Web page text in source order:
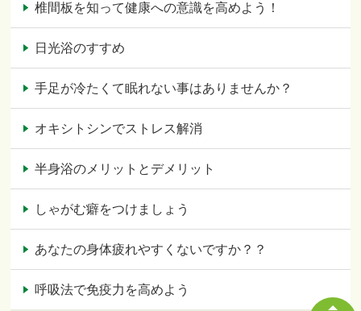
椎間板を知って健康への意識を高めよう！
日光浴のすすめ
手足が冷たくて眠れない事はありませんか？
オキシトシンでストレス解消
半身浴のメリットとデメリット
しゃがむ癖をつけましょう
あなたの身体疲れやすくないですか？？
呼吸法で免疫力を高めよう